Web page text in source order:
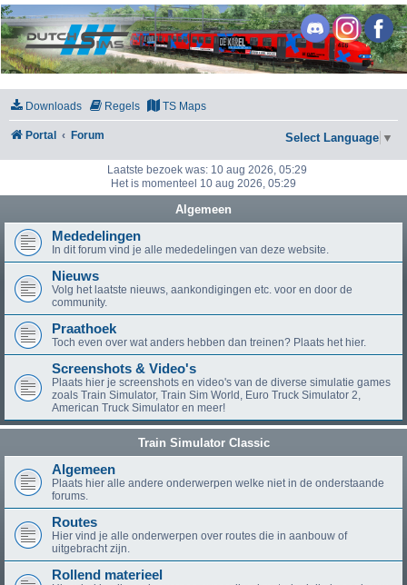
DutchSims
Downloads Regels TS Maps
Portal Forum Select Language ▼
Laatste bezoek was: 10 aug 2026, 05:29
Het is momenteel 10 aug 2026, 05:29
Algemeen
Mededelingen
In dit forum vind je alle mededelingen van deze website.
Nieuws
Volg het laatste nieuws, aankondigingen etc. voor en door de
community.
Praathoek
Toch even over wat anders hebben dan treinen? Plaats het hier.
Screenshots & Video's
Plaats hier je screenshots en video's van de diverse simulatie games
zoals Train Simulator, Train Sim World, Euro Truck Simulator 2,
American Truck Simulator en meer!
Train Simulator Classic
Algemeen
Plaats hier alle andere onderwerpen welke niet in de onderstaande
forums.
Routes
Hier vind je alle onderwerpen over routes die in aanbouw of
uitgebracht zijn.
Rollend materieel